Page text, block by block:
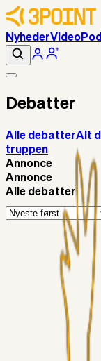
NyhederVideo
Debatter
Alle debatterAlt
truppen
Annonce
Annonce
Alle debatter
Chrisdinho88 18
Horsens -
Alt det andet
Chrisdinho88
05.
Bange anelser
GulBlaaPuls